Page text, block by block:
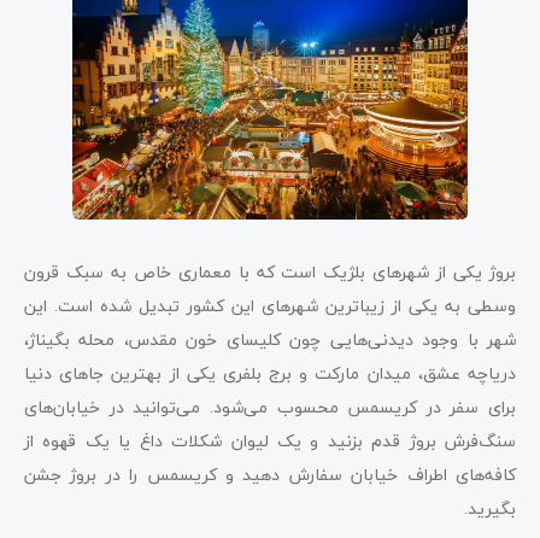
بروژ یکی از شهرهای بلژیک است که با معماری خاص به سبک قرون
وسطی به یکی از زیباترین شهرهای این کشور تبدیل شده است. این
شهر با وجود دیدنی‌هایی چون کلیسای خون مقدس، محله بگیناژ،
دریاچه عشق، میدان مارکت و برج بلفری یکی از بهترین جاهای دنیا
برای سفر در کریسمس محسوب می‌شود. می‌توانید در خیابان‌های
سنگ‌فرش بروژ قدم بزنید و یک لیوان شکلات داغ یا یک قهوه از
کافه‌های اطراف خیابان سفارش دهید و کریسمس را در بروژ جشن
بگیرید.